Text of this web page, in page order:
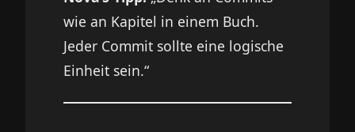
wie an Kapitel in einem Buch.
Jeder Commit sollte eine logische
Einheit sein.“